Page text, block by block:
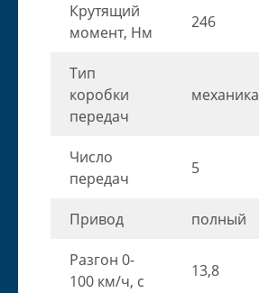
Крутящий
момент, Нм
246
Тип
коробки
передач
механика
Число
передач
5
Привод полный
Разгон 0-
100 км/ч, с
13,8